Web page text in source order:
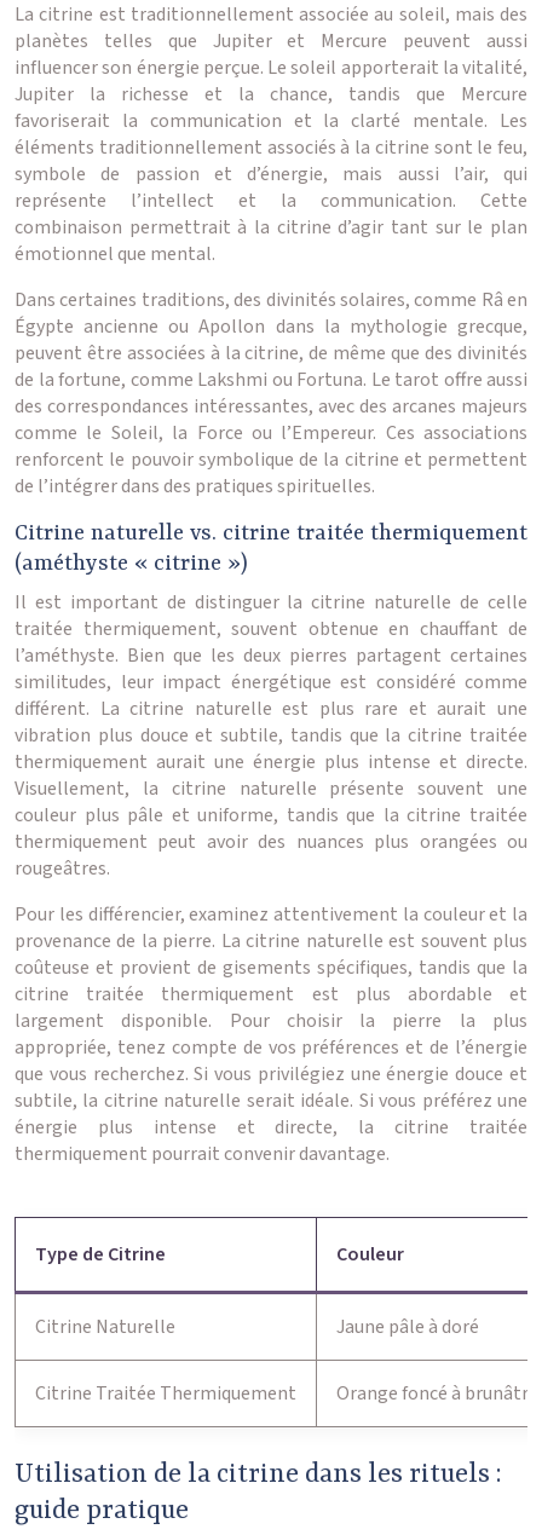
La citrine est traditionnellement associée au soleil, mais des
planètes telles que Jupiter et Mercure peuvent aussi
influencer son énergie perçue. Le soleil apporterait la vitalité,
Jupiter la richesse et la chance, tandis que Mercure
favoriserait la communication et la clarté mentale. Les
éléments traditionnellement associés à la citrine sont le feu,
symbole de passion et d’énergie, mais aussi l’air, qui
représente l’intellect et la communication. Cette
combinaison permettrait à la citrine d’agir tant sur le plan
émotionnel que mental.
Dans certaines traditions, des divinités solaires, comme Râ en
Égypte ancienne ou Apollon dans la mythologie grecque,
peuvent être associées à la citrine, de même que des divinités
de la fortune, comme Lakshmi ou Fortuna. Le tarot offre aussi
des correspondances intéressantes, avec des arcanes majeurs
comme le Soleil, la Force ou l’Empereur. Ces associations
renforcent le pouvoir symbolique de la citrine et permettent
de l’intégrer dans des pratiques spirituelles.
Citrine naturelle vs. citrine traitée thermiquement
(améthyste « citrine »)
Il est important de distinguer la citrine naturelle de celle
traitée thermiquement, souvent obtenue en chauffant de
l’améthyste. Bien que les deux pierres partagent certaines
similitudes, leur impact énergétique est considéré comme
différent. La citrine naturelle est plus rare et aurait une
vibration plus douce et subtile, tandis que la citrine traitée
thermiquement aurait une énergie plus intense et directe.
Visuellement, la citrine naturelle présente souvent une
couleur plus pâle et uniforme, tandis que la citrine traitée
thermiquement peut avoir des nuances plus orangées ou
rougeâtres.
Pour les différencier, examinez attentivement la couleur et la
provenance de la pierre. La citrine naturelle est souvent plus
coûteuse et provient de gisements spécifiques, tandis que la
citrine traitée thermiquement est plus abordable et
largement disponible. Pour choisir la pierre la plus
appropriée, tenez compte de vos préférences et de l’énergie
que vous recherchez. Si vous privilégiez une énergie douce et
subtile, la citrine naturelle serait idéale. Si vous préférez une
énergie plus intense et directe, la citrine traitée
thermiquement pourrait convenir davantage.
Type de Citrine Couleur
Citrine Naturelle Jaune pâle à doré
Citrine Traitée Thermiquement Orange foncé à brunâtre
Utilisation de la citrine dans les rituels :
guide pratique